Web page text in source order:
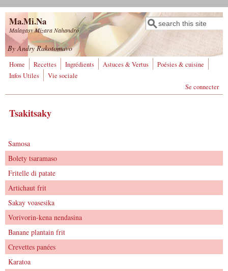
Aller au contenu principal
Ma.Mi.Na
Malagasy Mizara Nahandro
Formulaire de
recherche
Rechercher
By Andry Rakotomavo
Home Recettes Ingrédients Astuces & Vertus
Poésies & cuisine
Infos Utiles
Vie sociale
Se connecter
Tsakitsaky
Samosa
Bolety tsaramaso
Fritelle di patate
Artichaut frit
Sakay voasesika
Vorivorin-kena nendasina
Banane plantain frit
Crevettes panées
Karatoa